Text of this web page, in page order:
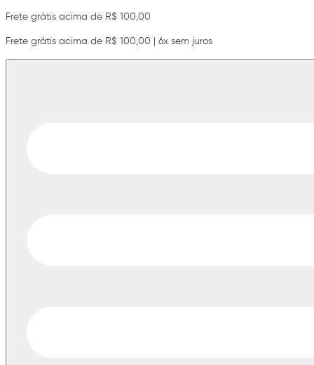
Frete grátis acima de R$ 100,00
Frete grátis acima de R$ 100,00 | 6x sem juros